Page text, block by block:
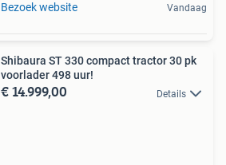
Bezoek website Vandaag
Shibaura ST 330 compact tractor 30 pk
voorlader 498 uur!
€ 14.999,00 Details